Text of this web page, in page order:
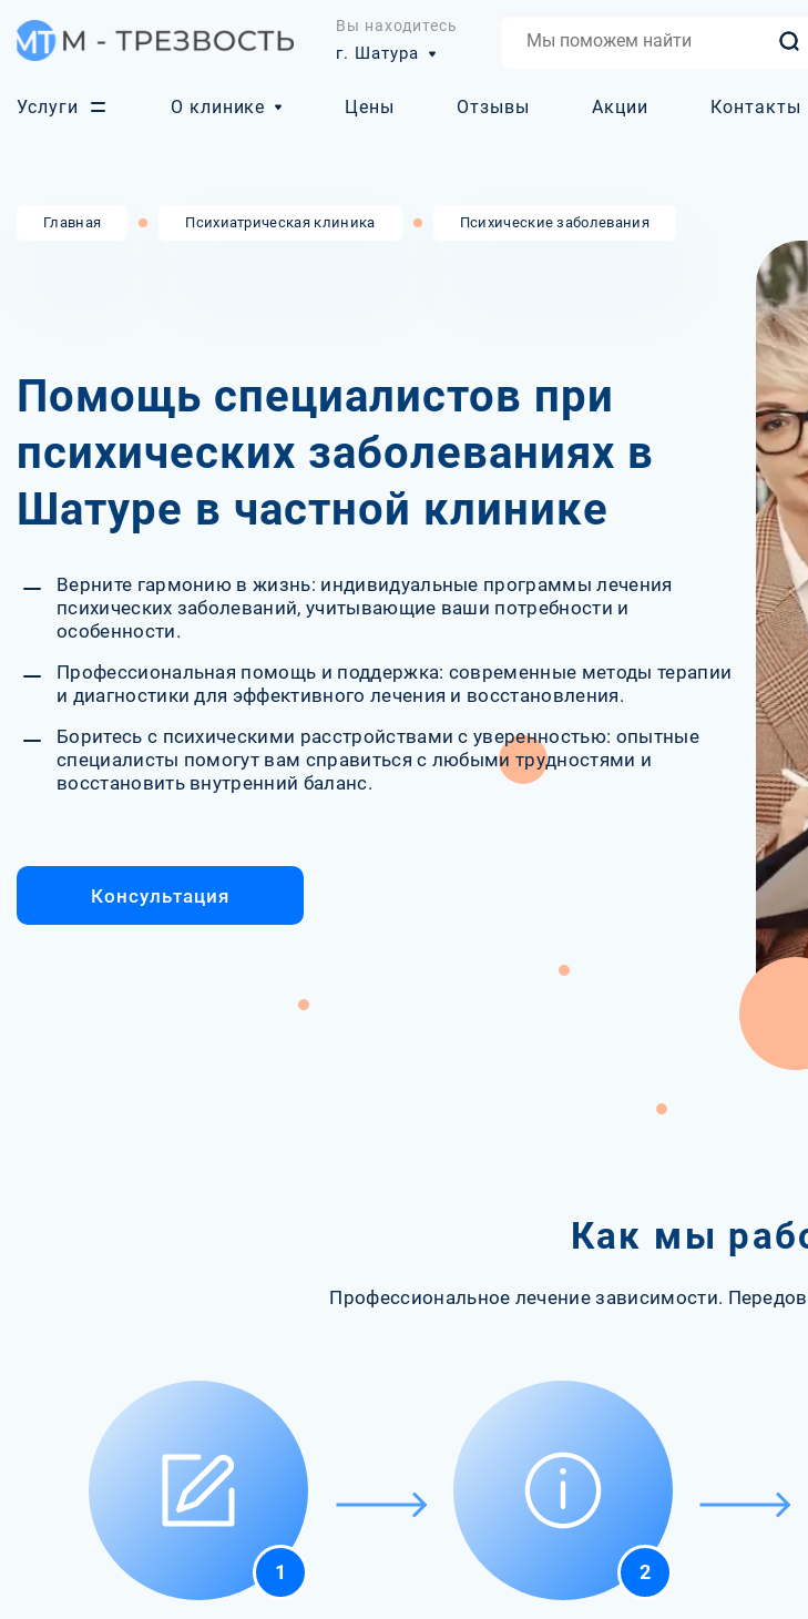
Вы находитесь
г. Шатура
Услуги О клинике Цены Отзывы Акции Контакты
Главная Психиатрическая клиника Психические заболевания
Помощь специалистов при
психических заболеваниях в
Шатуре в частной клинике
Верните гармонию в жизнь: индивидуальные программы лечения
психических заболеваний, учитывающие ваши потребности и
особенности.
Профессиональная помощь и поддержка: современные методы терапии
и диагностики для эффективного лечения и восстановления.
Боритесь с психическими расстройствами с уверенностью: опытные
специалисты помогут вам справиться с любыми трудностями и
восстановить внутренний баланс.
Консультация
Как мы
Профессиональное лечение зависимости.
1 2